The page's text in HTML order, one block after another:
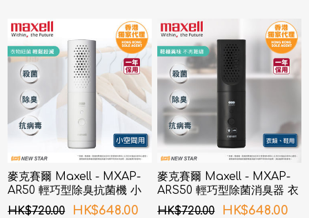
麥克賽爾 Maxell - MXAP-
AR50 輕巧型除臭抗菌機 小
空間用
HK$720.00 HK$648.00
麥克賽爾 Maxell - MXAP-
ARS50 輕巧型除菌消臭器 衣
類、鞋用
HK$720.00 HK$648.00